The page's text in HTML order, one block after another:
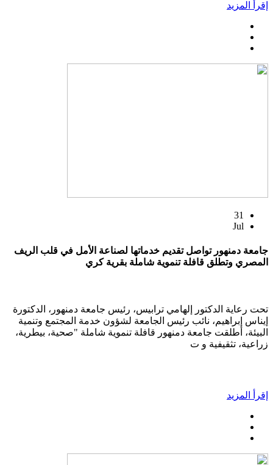
إقرأ المزيد
31
Jul
جامعة دمنهور تواصل تقديم خدماتها لصناعة الأمل في قلب الريف
المصري وتطلق قافلة تنموية شاملة بقرية كري
تحت رعاية الدكتور إلهامي ترابيس، رئيس جامعة دمنهور، الدكتورة
إيناس إبراهيم، نائب رئيس الجامعة لشؤون خدمة المجتمع وتنمية
البيئة، أطلقت جامعة دمنهور قافلة تنموية شاملة "صحية، بيطرية،
زراعية، تثقيفية و ت
إقرأ المزيد